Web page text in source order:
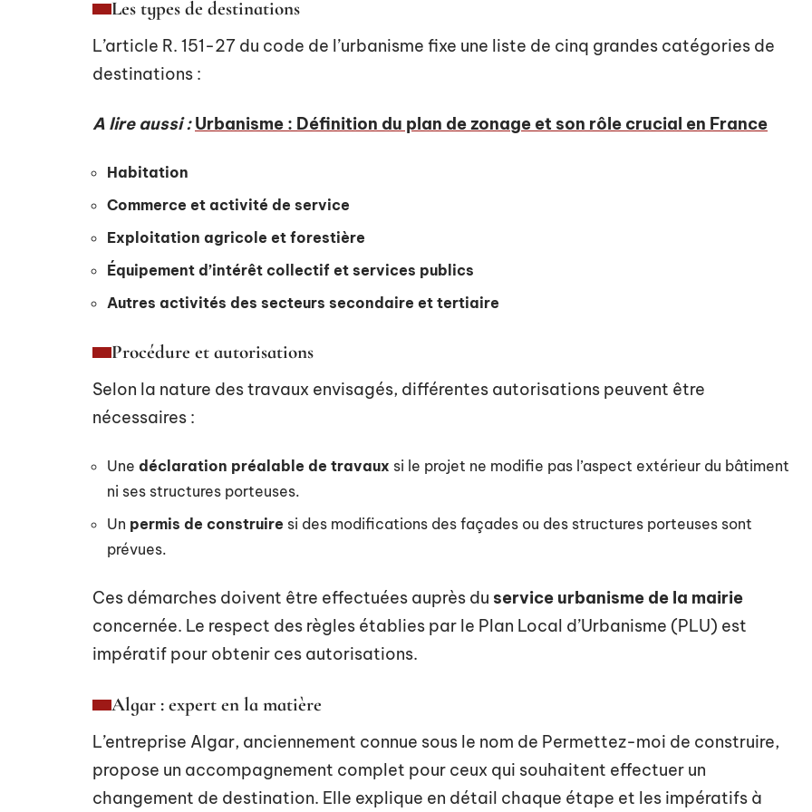
Les types de destinations
L’article R. 151-27 du code de l’urbanisme fixe une liste de cinq grandes catégories de
destinations :
A lire aussi : Urbanisme : Définition du plan de zonage et son rôle crucial en France
Habitation
Commerce et activité de service
Exploitation agricole et forestière
Équipement d’intérêt collectif et services publics
Autres activités des secteurs secondaire et tertiaire
Procédure et autorisations
Selon la nature des travaux envisagés, différentes autorisations peuvent être
nécessaires :
Une déclaration préalable de travaux si le projet ne modifie pas l’aspect extérieur du bâtiment
ni ses structures porteuses.
Un permis de construire si des modifications des façades ou des structures porteuses sont
prévues.
Ces démarches doivent être effectuées auprès du service urbanisme de la mairie
concernée. Le respect des règles établies par le Plan Local d’Urbanisme (PLU) est
impératif pour obtenir ces autorisations.
Algar : expert en la matière
L’entreprise Algar, anciennement connue sous le nom de Permettez-moi de construire,
propose un accompagnement complet pour ceux qui souhaitent effectuer un
changement de destination. Elle explique en détail chaque étape et les impératifs à